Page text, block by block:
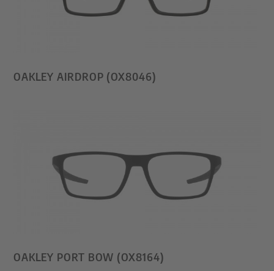
OAKLEY AIRDROP (OX8046)
OAKLEY PORT BOW (OX8164)